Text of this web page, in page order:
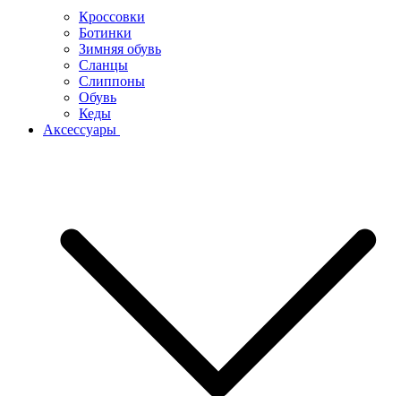
Кроссовки
Ботинки
Зимняя обувь
Сланцы
Слиппоны
Обувь
Кеды
Аксессуары